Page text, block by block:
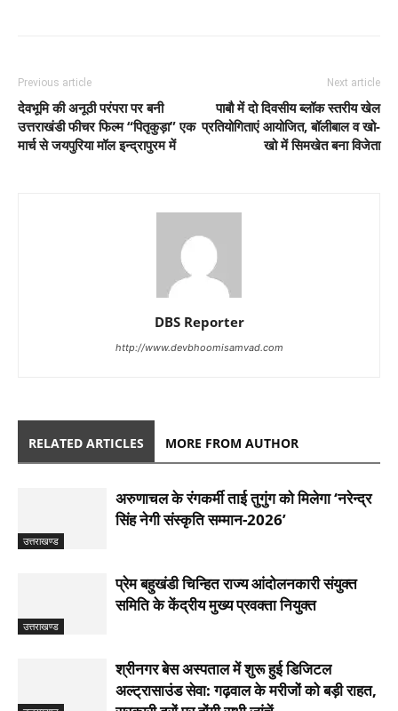
Previous article
देवभूमि की अनूठी परंपरा पर बनी
उत्तराखंडी फीचर फिल्म “पितृकुड़ा” एक
मार्च से जयपुरिया मॉल इन्द्रापुरम में
Next article
पाबौ में दो दिवसीय ब्लॉक स्तरीय खेल
प्रतियोगिताएं आयोजित, बॉलीबाल व खो-
खो में सिमखेत बना विजेता
DBS Reporter
http://www.devbhoomisamvad.com
RELATED ARTICLES MORE FROM AUTHOR
उत्तराखण्ड
अरुणाचल के रंगकर्मी ताई तुगुंग को मिलेगा ‘नरेन्द्र
सिंह नेगी संस्कृति सम्मान-2026’
उत्तराखण्ड
प्रेम बहुखंडी चिन्हित राज्य आंदोलनकारी संयुक्त
समिति के केंद्रीय मुख्य प्रवक्ता नियुक्त
श्रीनगर बेस अस्पताल में शुरू हुई डिजिटल
अल्ट्रासाउंड सेवा: गढ़वाल के मरीजों को बड़ी राहत,